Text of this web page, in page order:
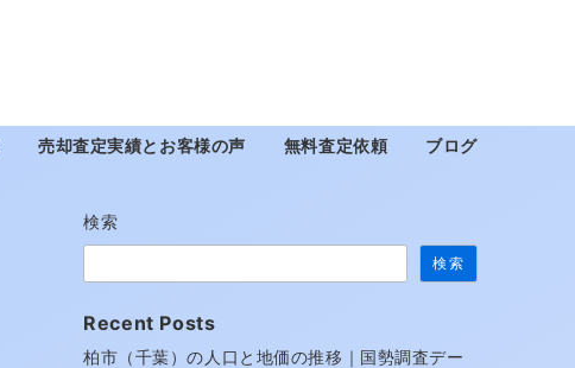
売却査定実績とお客様の声 無料査定依頼 ブログ
検索
検索
Recent Posts
柏市（千葉）の人口と地価の推移｜国勢調査デー